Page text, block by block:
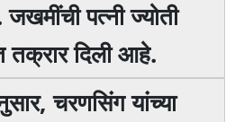
पत्नी ज्योती
तक्रार दिली आहे.
चरणसिंग यांच्या